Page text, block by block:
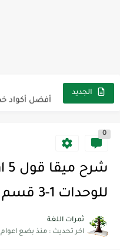
الجديد
0
للوحدات 1-3 قسم الكتابة Writing
ثمرات اللغة
اخر تحديث : منذ بضع اعوام